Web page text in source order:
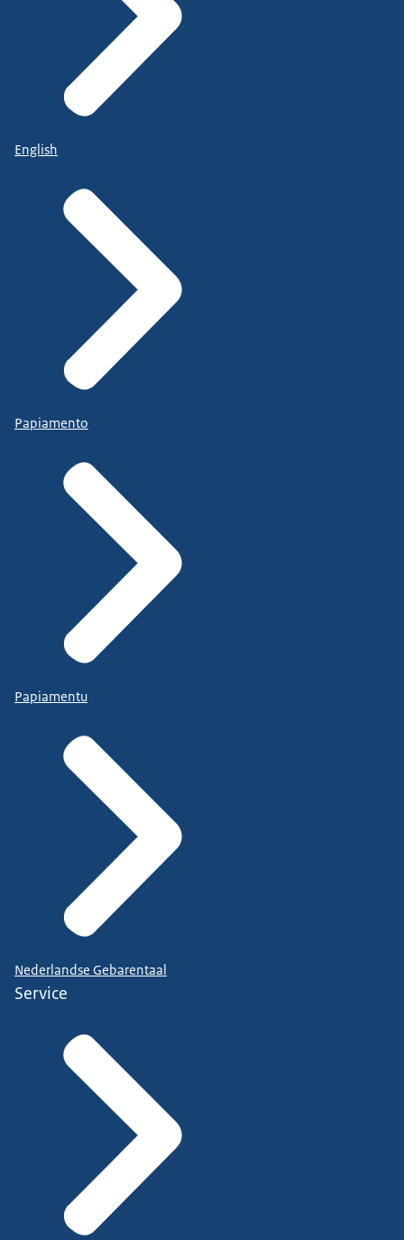
English
Papiamento
Papiamentu
Nederlandse Gebarentaal
Service